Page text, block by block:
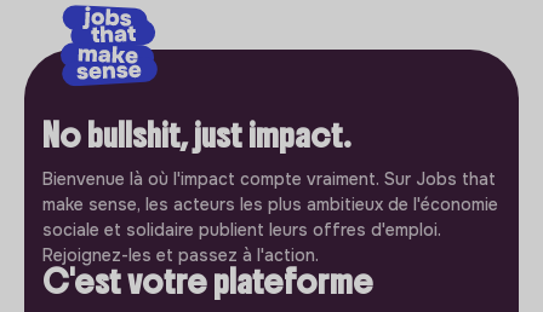
No bullshit, just impact.
Bienvenue là où l'impact compte vraiment. Sur Jobs that
make sense, les acteurs les plus ambitieux de l'économie
sociale et solidaire publient leurs offres d'emploi.
Rejoignez-les et passez à l'action.
C'est votre plateforme